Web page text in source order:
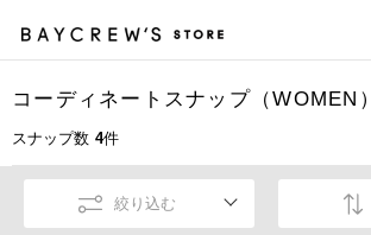
コーディネートスナップ（WOMEN）
スナップ数 4件
絞り込む